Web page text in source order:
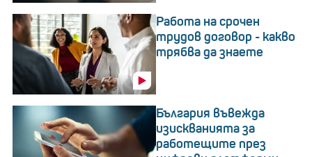
Работа на срочен
трудов договор - какво
трябва да знаете
България въвежда
изискванията за
работещите през